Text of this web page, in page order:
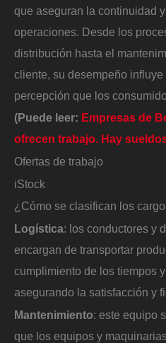
que aseguran la continuidad
operaciones. Desde los
distribución hasta el
cliente, su desempeño
percepción que los
(Puede leer: Empresas de
ofrecen trabajo. Hay
Ofertas de trabajo
iStock
¿Cómo se clasifican los
Logística: los conductores y
encargan de transportar
cumplimiento de los tiempos
asegurando la satisfacción y
Mantenimiento: este equipo
que los equipos y